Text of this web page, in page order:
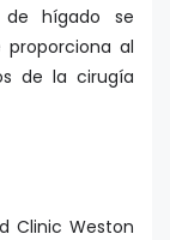
hígado se
proporciona al
de la cirugía
Clinic Weston